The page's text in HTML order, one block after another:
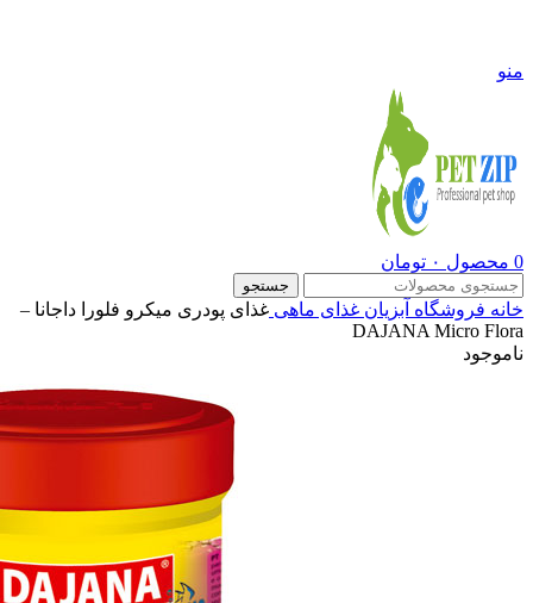
منو
0 محصول ۰ تومان
جستجو
خانه فروشگاه آبزیان غذای ماهی غذای پودری میکرو فلورا داجانا –
DAJANA Micro Flora
ناموجود